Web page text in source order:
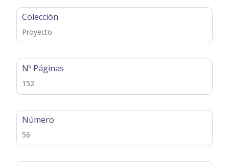
Colección
Proyecto
Nº Páginas
152
Número
56